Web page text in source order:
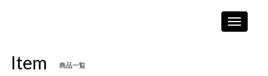
Toggle
Item 商品一覧